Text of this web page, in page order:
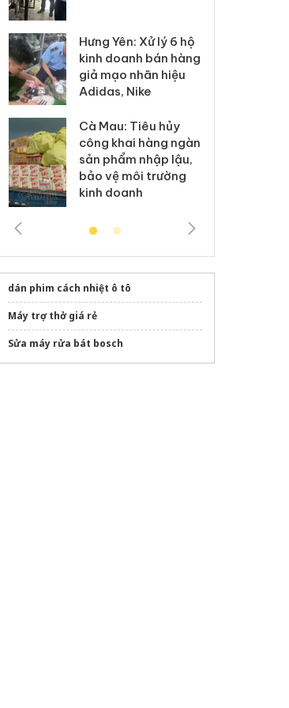
Hưng Yên: Xử lý 6 hộ
kinh doanh bán hàng
giả mạo nhãn hiệu
Adidas, Nike
Cà Mau: Tiêu hủy
công khai hàng ngàn
sản phẩm nhập lậu,
bảo vệ môi trường
kinh doanh
dán phim cách nhiệt ô tô
Máy trợ thở giá rẻ
Sửa máy rửa bát bosch